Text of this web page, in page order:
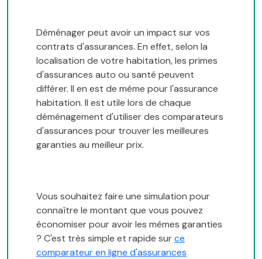
Déménager peut avoir un impact sur vos
contrats d'assurances. En effet, selon la
localisation de votre habitation, les primes
d'assurances auto ou santé peuvent
différer. Il en est de même pour l'assurance
habitation. Il est utile lors de chaque
déménagement d'utiliser des comparateurs
d'assurances pour trouver les meilleures
garanties au meilleur prix.
Vous souhaitez faire une simulation pour
connaître le montant que vous pouvez
économiser pour avoir les mêmes garanties
? C'est très simple et rapide surce
comparateur en ligne d'assurances